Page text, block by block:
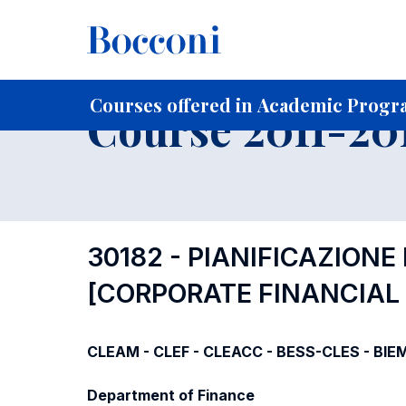
Courses offered in Academic
Home For current Students
Course 2011-
30182 -
[CORPORATE
CLEAM - CLEF - CLEACC - BESS-CLES -
Department of Finance